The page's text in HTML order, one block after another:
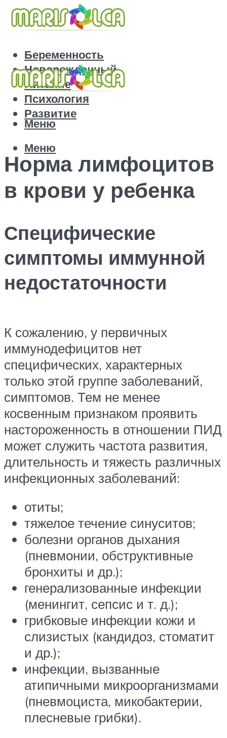
Беременность
Новорожденный
Питание
Психология
Развитие
Меню
Меню
Норма лимфоцитов
в крови у ребенка
Специфические
симптомы иммунной
недостаточности
К сожалению, у первичных
иммунодефицитов нет
специфических, характерных
только этой группе заболеваний,
симптомов. Тем не менее
косвенным признаком проявить
настороженность в отношении ПИД
может служить частота развития,
длительность и тяжесть различных
инфекционных заболеваний:
отиты;
тяжелое течение синуситов;
болезни органов дыхания
(пневмонии, обструктивные
бронхиты и др.);
генерализованные инфекции
(менингит, сепсис и т. д.);
грибковые инфекции кожи и
слизистых (кандидоз, стоматит
и др.);
инфекции, вызванные
атипичными микроорганизмами
(пневмоциста, микобактерии,
плесневые грибки).